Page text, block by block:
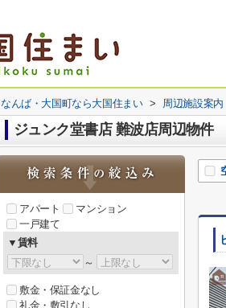
なんば・大国町なら大国住まい > 周辺施設案内
ジュンク堂書店 難波店周辺物件
アパート
マンション
一戸建て
▼賃料
～
敷金・保証金なし
礼金・敷引なし